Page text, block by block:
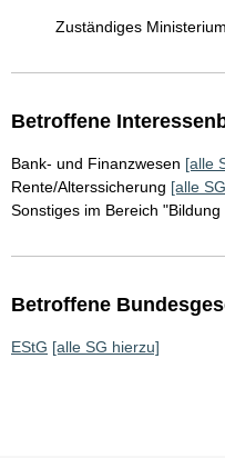
Zuständiges
Betroffene
Bank- und Finanzwesen [alle
Rente/Alterssicherung [alle
Sonstiges im Bereich
Betroffene
EStG [alle SG hierzu]